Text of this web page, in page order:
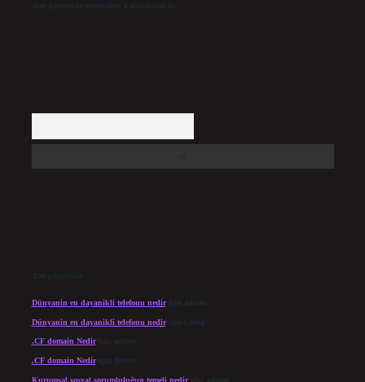
süre içerisinde sitemizden kaldırılacaktır.
Son yorumlar
Dünyanin en dayanikli telefonu nediriçin admin
Dünyanin en dayanikli telefonu nediriçin Cesur
.CF domain Nediriçin admin
.CF domain Nediriçin Merve
Kurumsal sosyal sorumluluğun temeli nediriçin admin